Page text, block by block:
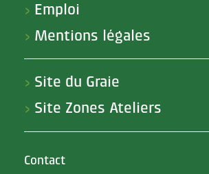
> Emploi
> Mentions légales
> Site du Graie
> Site Zones Ateliers
Contact